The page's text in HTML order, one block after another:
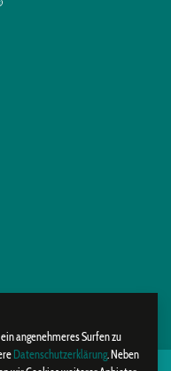
angenehmeres Surfen zu
Datenschutzerklärung. Neben